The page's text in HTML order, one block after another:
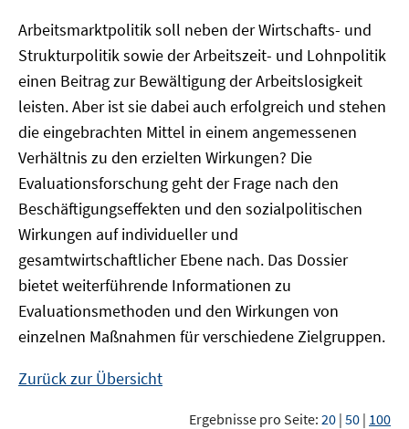
Arbeitsmarktpolitik soll neben der Wirtschafts- und
Strukturpolitik sowie der Arbeitszeit- und Lohnpolitik
einen Beitrag zur Bewältigung der Arbeitslosigkeit
leisten. Aber ist sie dabei auch erfolgreich und stehen
die eingebrachten Mittel in einem angemessenen
Verhältnis zu den erzielten Wirkungen? Die
Evaluationsforschung geht der Frage nach den
Beschäftigungseffekten und den sozialpolitischen
Wirkungen auf individueller und
gesamtwirtschaftlicher Ebene nach. Das Dossier
bietet weiterführende Informationen zu
Evaluationsmethoden und den Wirkungen von
einzelnen Maßnahmen für verschiedene Zielgruppen.
Zurück zur Übersicht
Ergebnisse pro Seite: 20 | 50 | 100